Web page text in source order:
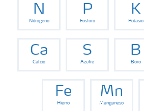
Cultivos
Red de Distribuidores Ecuador
N
Nitrógeno
P
Fósforo
K
Potasio
Ca
Calcio
S
Azufre
B
Boro
Fe
Hierro
Mn
Manganeso